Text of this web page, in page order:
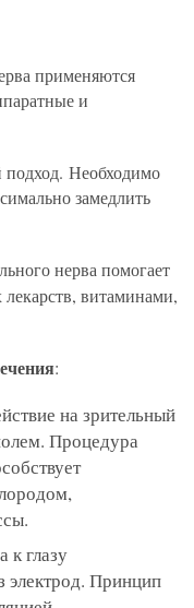
применяются
и
подход. Необходимо
замедлить
нерва помогает
витаминами,
:
на зрительный
Процедура
к глазу
электрод. Принцип